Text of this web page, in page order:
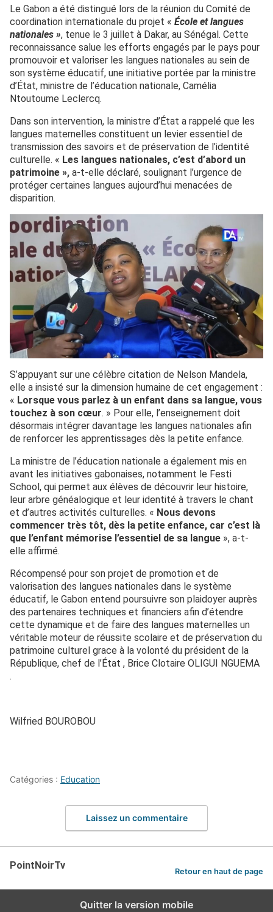
Le Gabon a été distingué lors de la réunion du Comité de
coordination internationale du projet « École et langues
nationales », tenue le 3 juillet à Dakar, au Sénégal. Cette
reconnaissance salue les efforts engagés par le pays pour
promouvoir et valoriser les langues nationales au sein de
son système éducatif, une initiative portée par la ministre
d’État, ministre de l’éducation nationale, Camélia
Ntoutoume Leclercq.
Dans son intervention, la ministre d’État a rappelé que les
langues maternelles constituent un levier essentiel de
transmission des savoirs et de préservation de l’identité
culturelle. « Les langues nationales, c’est d’abord un
patrimoine », a-t-elle déclaré, soulignant l’urgence de
protéger certaines langues aujourd’hui menacées de
disparition.
S’appuyant sur une célèbre citation de Nelson Mandela,
elle a insisté sur la dimension humaine de cet engagement :
« Lorsque vous parlez à un enfant dans sa langue, vous
touchez à son cœur. » Pour elle, l’enseignement doit
désormais intégrer davantage les langues nationales afin
de renforcer les apprentissages dès la petite enfance.
La ministre de l’éducation nationale a également mis en
avant les initiatives gabonaises, notamment le Festi
School, qui permet aux élèves de découvrir leur histoire,
leur arbre généalogique et leur identité à travers le chant
et d’autres activités culturelles. « Nous devons
commencer très tôt, dès la petite enfance, car c’est là
que l’enfant mémorise l’essentiel de sa langue », a-t-
elle affirmé.
Récompensé pour son projet de promotion et de
valorisation des langues nationales dans le système
éducatif, le Gabon entend poursuivre son plaidoyer auprès
des partenaires techniques et financiers afin d’étendre
cette dynamique et de faire des langues maternelles un
véritable moteur de réussite scolaire et de préservation du
patrimoine culturel grace à la volonté du président de la
République, chef de l’État , Brice Clotaire OLIGUI NGUEMA
.
Wilfried BOUROBOU
Catégories : Education
Laissez un commentaire
PointNoirTv
Retour en haut de page
Quitter la version mobile